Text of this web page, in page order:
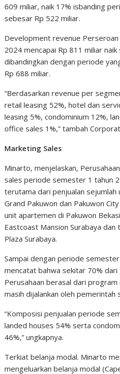
609 miliar, naik 17% isbanding
sebesar Rp 522 miliar.
Development revenue
2024 mencapai Rp 811 miliar
dibandingkan dengan periode
Rp 688 miliar.
“Berdasarkan revenue per
retail leasing 52%, hotel dan
leasing 5%, condominium 12%,
office sales 1%,” tambah
Marketing Sales
Minarto, menjelaskan,
sales periode semester 1 tahun
terutama dari penjualan sejumlah
Grand Pakuwon dan Pakuwon
unit apartemen di Pakuwon
Eastcoast Mansion Surabaya
Plaza Surabaya.
Sampai dengan periode
mencatat bahwa sekitar 70%
Perusahaan berasal dari
masih dijalankan oleh
“Komposisi penjualan periode
landed houses 54% serta
46%,” ungkapnya.
Terkiat belanja modal. Minarto
mengeluarkan belanja modal